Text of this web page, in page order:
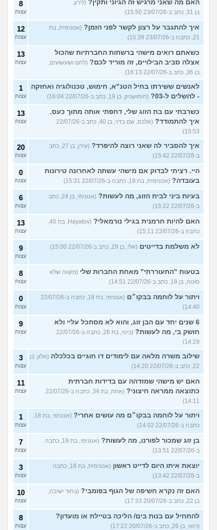
האם מה שאני מרגיש זה הגיוני ותקין? (לירון,
בן 31, כתב ב-23/07/26 15:50)
8
עצות
איך להתגבר על רצון לקשר לפני הזמן? (אנונימית, בת
21, כתבה ב-23/07/26 15:39)
12
עצות
כשאתם רואים מישהי ברשתות החברתיות שהכול
אצלה סביב הבילויים, זה מוריד לכם? (לחם ושעשועים,
בן 36, כתב ב-22/07/26 16:13)
13
עצות
לאנשים ששירתו בחיל הטנ"א, חימוש, טכנולוגיה ואחזקה
- להשלים ל-03?
(חימושניק, בן 19, כתב ב-22/07/26 16:04)
1
עצות
כשרבתי עם בת הזוג שלי, דחפתי אותה מתוך כעס.
איך להתמודד?
(אלכס, שם בדוי, בן 40, כתב ב-22/07/26
15:53)
13
עצות
איך להסביר לה שאני רוצה להיפרד?
(עידן, בן 27, כתב
ב-22/07/26 15:42)
20
עצות
היי. רציתי לבדוק אם מישהי עשתה לאחרונה טירונות
בעובדה? (אנונימית, בת 18, כתבה ב-22/07/26 15:31)
0
עצות
בעיות ביני לבית הזוג, מה לעשות?
(אנונימי, בן 24, כתב
ב-22/07/26 15:22)
6
עצות
האם להיות חרמנית בגילי נורמאלי?
כתבה ב-22/07/26 15:11)
13
עצות
לא משלמת בדייטים (אלי, בן 29, כתב ב-22/07/26 15:00) 9
עצות
בטעות "התעוררתי" מאחת החברות שלי (מקווה שלא
סוטה, בן 18, כתב ב-22/07/26 14:51)
8
עצות
ויתור על לוחמה בבקו״ם
(אנונימי, בת 18, כתבה ב-22/07/26
14:40)
0
עצות
6 שנים יחד עם הבן זוג, והוא לא מסתכל עליי ולא
חושק בי, מה לעשות?
(כינוי, בת 26, כתבה ב-22/07/26
14:29)
9
עצות
שילוב משרה מלאה עם לימודים דו חוגיים בכלכלה (אלון, בן
22, כתב ב-22/07/26 14:20)
3
עצות
האם יש מישהי שמזדהה עם בדידות חברתית
כתוצאה ממראה חיצוני?
(אחת, בת 34, כתבה ב-22/07/26
14:11)
11
עצות
ויתור על לוחמה בבקו״ם מה עושים אחרי?
כתבה ב-22/07/26 14:02)
1
עצות
בן זוג שמכור לפורנו, מה לעשות?
(אנונימי, בת 19, כתבה
ב-22/07/26 13:51)
7
עצות
יוצאת איתו היום לדייט ראשון
(אנונימית, בת 18, כתבה
ב-22/07/26 13:42)
3
עצות
האם זה נקרא חשיפה של הגוף בפומבי? (בחור ישיבה,
בן 22, כתב ב-20/07/26 17:33)
10
עצות
להתחיל עם בנות בים/ הליכה בטיילת או מועדון?
(רואי, בן 26, כתב ב-20/07/26 17:22)
8
עצות